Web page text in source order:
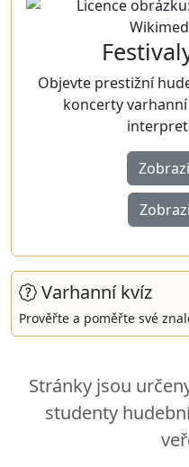
Objevte prestižní
koncerty
Varhanní kvíz
Prověřte a poměřte své
Stránky jsou
studenty